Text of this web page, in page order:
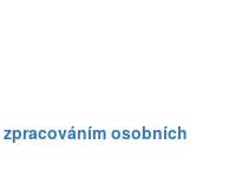
zpracováním osobních